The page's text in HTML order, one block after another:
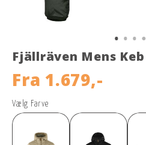
Fjällräven Mens
Fra 1.679,-
Vælg Farve